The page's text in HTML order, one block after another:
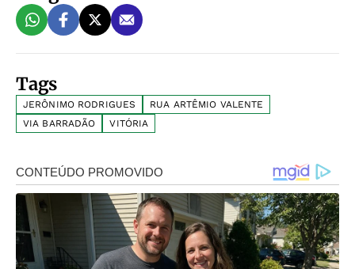
Tags
JERÔNIMO RODRIGUES
RUA ARTÊMIO VALENTE
VIA BARRADÃO
VITÓRIA